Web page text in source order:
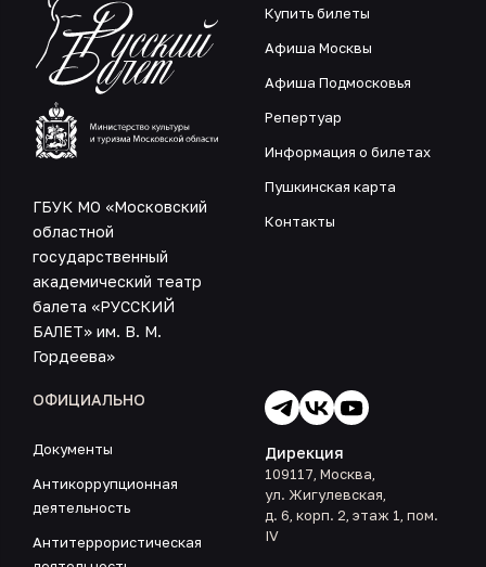
ГБУК МО «Московский
областной
государственный
академический театр
балета «РУССКИЙ
БАЛЕТ» им. В. М.
Гордеева»
Купить билеты
Афиша Москвы
Афиша Подмосковья
Репертуар
Информация о билетах
Пушкинская карта
Контакты
ОФИЦИАЛЬНО
Документы
Антикоррупционная
деятельность
Антитеррористическая
Дирекция
109117, Москва,
ул. Жигулевская,
д. 6, корп. 2, этаж 1, пом.
IV